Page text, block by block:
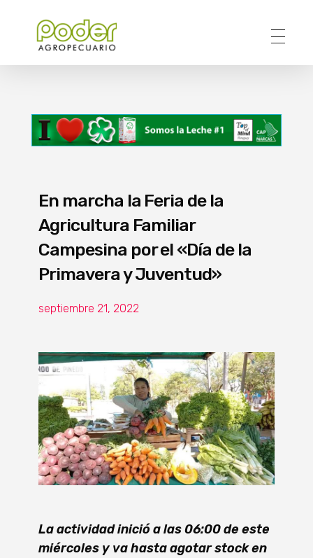
En marcha la Feria de la
Agricultura Familiar
Campesina por el «Día de la
Primavera y Juventud»
septiembre 21, 2022
La actividad inició a las 06:00 de este
miércoles y va hasta agotar stocken